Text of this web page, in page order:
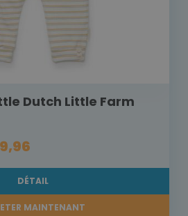
Dutch Little Farm
DÉTAIL
MAINTENANT